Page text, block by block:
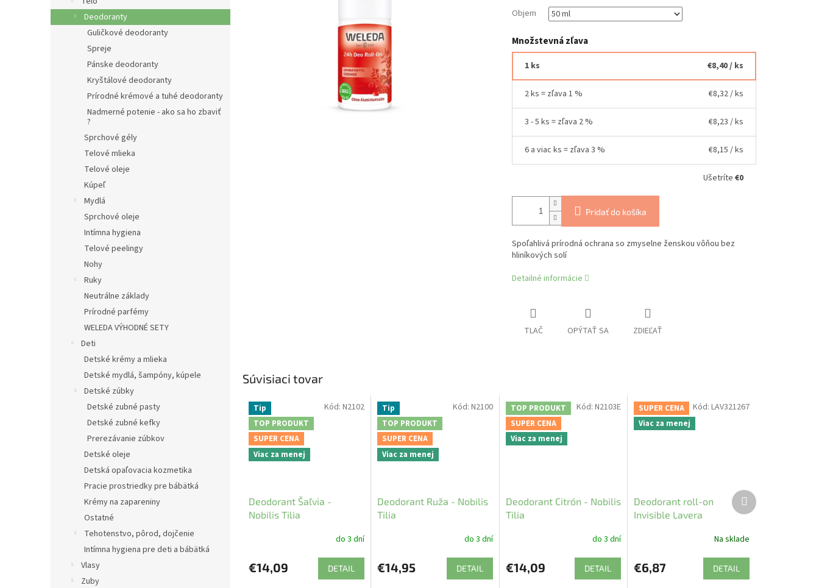
Deodoranty
Guličkové deodoranty
Spreje
Pánske deodoranty
Kryštálové deodoranty
Prírodné krémové a tuhé deodoranty
Nadmerné potenie - ako sa ho zbaviť
?
Sprchové gély
Telové mlieka
Telové oleje
Kúpeľ
Mydlá
Sprchové oleje
Intímna hygiena
Telové peelingy
Nohy
Ruky
Neutrálne základy
Prírodné parfémy
WELEDA VÝHODNÉ SETY
Deti
Detské krémy a mlieka
Detské mydlá, šampóny, kúpele
Detské zúbky
Detské zubné pasty
Detské zubné kefky
Prerezávanie zúbkov
Detské oleje
Detská opaľovacia kozmetika
Pracie prostriedky pre bábätká
Krémy na zapareniny
Ostatné
Tehotenstvo, pôrod, dojčenie
Intímna hygiena pre deti a bábätká
Vlasy
Zuby
Objem
Množstevná zľava
1 ks €8,40/ ks
2 ks = zľava 1 % €8,32/ ks
3 - 5 ks = zľava 2 % €8,23 / ks
6 a viac ks = zľava 3 % €8,15 / ks
Ušetríte €0
Pridať do košíka
Spoľahlivá prírodná ochrana so zmyselne ženskou vôňou bez
hliníkových solí
Detailné informácie
TLAČ OPÝTAŤ SA ZDIEĽAŤ
Súvisiaci tovar
Tip
TOP PRODUKT
SUPER CENA
Viac za menej
Deodorant Šaľvia -
Nobilis Tilia
do 3 dní
€14,09 DETAIL
Kód: N2102
Tip
TOP PRODUKT
SUPER CENA
Viac za menej
Deodorant Ruža - Nobilis
Tilia
do 3 dní
€14,95 DETAIL
Kód: N2100
TOP PRODUKT
SUPER CENA
Viac za menej
Deodorant Citrón - Nobilis
Tilia
do 3 dní
€14,09 DETAIL
Kód:N2103E
SUPER CENA
Viac za menej
Deodorant roll-on
Invisible Lavera
Na sklade
€6,87 DETAIL
Kód: LAV321267
Ďalší
produkt